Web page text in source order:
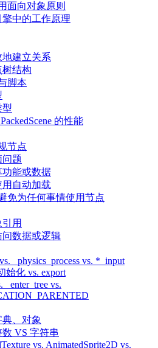
面向对象原则
擎中的工作原理
建立关系
结构
脚本
型
的性能
节点
问题
功能或数据
自动加载
免为任何事情使用节点
用
问数据或逻辑
vs. _physics_process vs. *_input
始化 vs. export
_enter_tree vs.
、对象
VS 字符串
vs. AnimatedSprite2D vs.